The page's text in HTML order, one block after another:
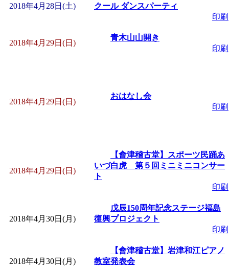
2018年4月28日(土)
クール ダンスパーティ
印刷
2018年4月29日(日)
青木山山開き
印刷
2018年4月29日(日)
おはなし会
印刷
2018年4月29日(日)
【會津稽古堂】スポーツ民踊あ
いづ白虎 第５回ミニミニコンサー
ト
印刷
2018年4月30日(月)
戊辰150周年記念ステージ福島
復興プロジェクト
印刷
2018年4月30日(月)
【會津稽古堂】岩津和江ピアノ
教室発表会